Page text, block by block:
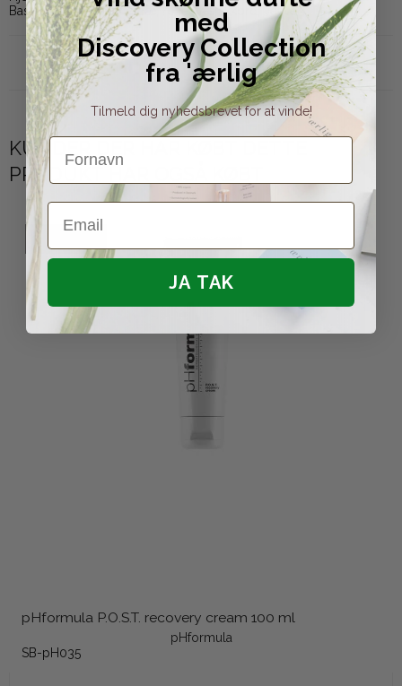
Base: Oud-træ, sandeltræ, rosentræ akkord, vetiver
KUNDER DER HAR KØBT DETTE
PRODUKT HAR OGSÅ KØBT
pHformula P.O.S.T. recovery cream 100 ml
pHformula
SB-pH035
med
Discovery Collection
fra 'ærlig
Tilmeld dig nyhedsbrevet for at vinde!
Fornavn
Email
JA TAK